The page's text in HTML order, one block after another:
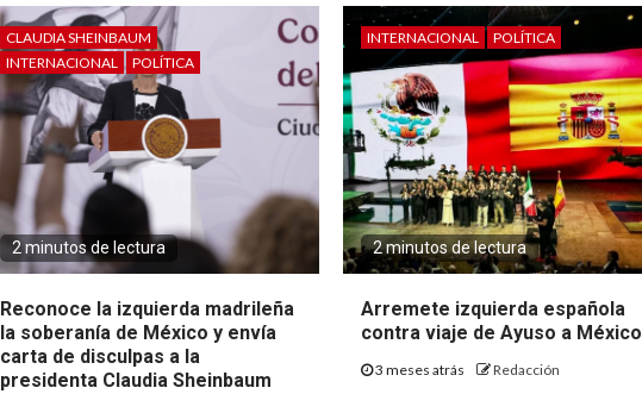
CLAUDIA SHEINBAUM
INTERNACIONAL
POLÍTICA
2 minutos de lectura
Reconoce la izquierda madrileña
la soberanía de México y envía
carta de disculpas a la
presidenta Claudia Sheinbaum
INTERNACIONAL POLÍTICA
2 minutos de lectura
Arremete izquierda española
contra viaje de Ayuso a México
3 meses atrás Redacción